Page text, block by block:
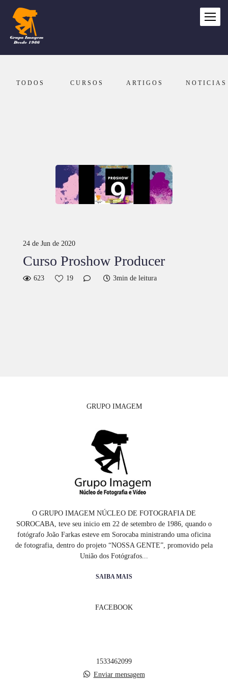
TODOS CURSOS ARTIGOS NOTICIAS
24 de Jun de 2020
Curso Proshow Producer
623 19 3min de leitura
GRUPO IMAGEM
O GRUPO IMAGEM NÚCLEO DE FOTOGRAFIA DE
SOROCABA, teve seu inicio em 22 de setembro de 1986, quando o
fotógrafo João Farkas esteve em Sorocaba ministrando uma oficina
de fotografia, dentro do projeto “NOSSA GENTE”, promovido pela
União dos Fotógrafos...
SAIBA MAIS
FACEBOOK
1533462099
Enviar mensagem